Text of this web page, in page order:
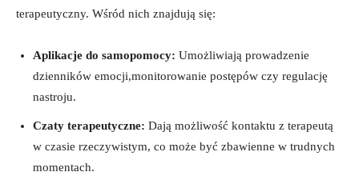
terapeutyczny. Wśród nich znajdują‍ się:
Aplikacje⁢ do‌ samopomocy: Umożliwiają prowadzenie‌
dzienników emocji,monitorowanie postępów czy⁣ regulację
⁤nastroju.
Czaty terapeutyczne: Dają możliwość ⁤kontaktu z terapeutą
w czasie rzeczywistym,⁤ co ​może być zbawienne w trudnych
momentach.